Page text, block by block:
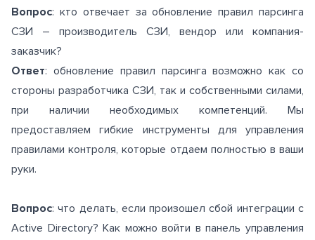
Вопрос: кто отвечает за обновление правил парсинга
СЗИ – производитель СЗИ, вендор или компания-
заказчик?
Ответ: обновление правил парсинга возможно как со
стороны разработчика СЗИ, так и собственными силами,
при наличии необходимых компетенций. Мы
предоставляем гибкие инструменты для управления
правилами контроля, которые отдаем полностью в ваши
руки.
Вопрос: что делать, если произошел сбой интеграции с
Active Directory? Как можно войти в панель управления